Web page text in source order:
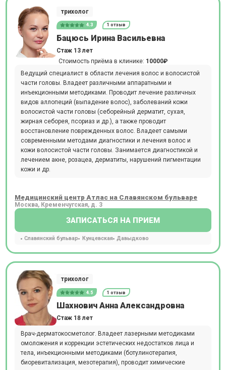
трихолог
4.3 1 отзыв
Бацюсь Ирина Васильевна
Стаж 13 лет
Стоимость приёма в клинике: 10000₽
Ведущий специалист в области лечения волос и волосистой
части головы. Владеет различными аппаратными и
инъекционными методиками. Проводит лечение различных
видов аллопеций (выпадение волос), заболеваний кожи
волосистой части головы (себорейный дерматит, сухая,
жирная себорея, псориаз и др.), а также проводит
восстановление поврежденных волос. Владеет самыми
современными методами диагностики и лечения волос и
кожи волосистой части головы. Занимается диагностикой и
лечением акне, розацеа, дерматиты, нарушений пигментации
кожи и др.
Медицинский центр Атлас на Славянском бульваре
Москва, Кременчугская, д. 3
ЗАПИСАТЬСЯ НА ПРИЕМ
Славянский бульвар Кунцевская Давыдково
трихолог
4.5 1 отзыв
Шахнович Анна Александровна
Стаж 18 лет
Врач-дерматокосметолог. Владеет лазерными методиками
омоложения и коррекции эстетических недостатков лица и
тела, инъекционными методиками (ботулинотерапия,
биоревитализация, мезотерапия), проводит химические